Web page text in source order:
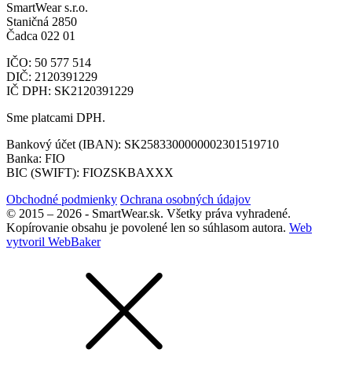
SmartWear s.r.o.
Staničná 2850
Čadca 022 01
IČO: 50 577 514
DIČ: 2120391229
IČ DPH: SK2120391229
Sme platcami DPH.
Bankový účet (IBAN): SK2583300000002301519710
Banka: FIO
BIC (SWIFT): FIOZSKBAXXX
Obchodné podmienky Ochrana osobných údajov
© 2015 – 2026 - SmartWear.sk. Všetky práva vyhradené.
Kopírovanie obsahu je povolené len so súhlasom autora. Web
vytvoril WebBaker